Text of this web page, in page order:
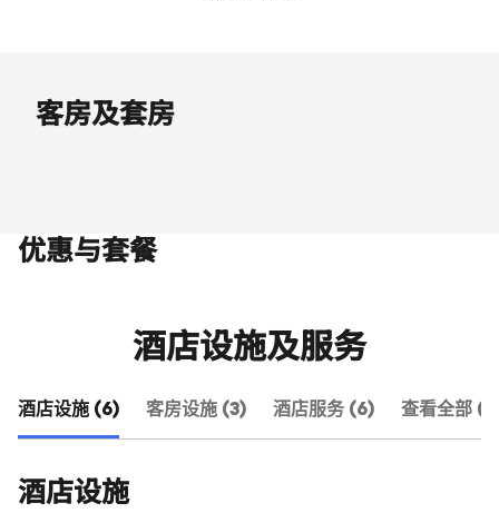
客房及套房
优惠与套餐
酒店设施及服务
酒店设施 (6) 客房设施 (3) 酒店服务 (6) 查看全部
酒店设施